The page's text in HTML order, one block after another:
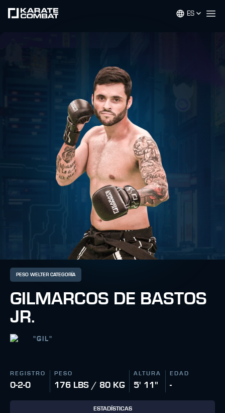
ES
PESO WELTER CATEGORÍA
GILMARCOS DE BASTOS
JR.
"GIL"
REGISTRO
0-2-0
PESO
176 LBS / 80 KG
ALTURA
5' 11"
EDAD
-
ESTADÍSTICAS